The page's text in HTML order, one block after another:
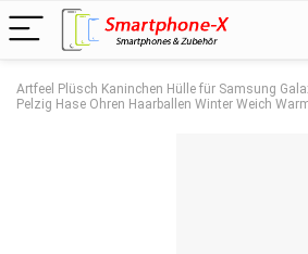
Artfeel Plüsch Kaninchen Hülle für Samsung
Pelzig Hase Ohren Haarballen Winter Weich